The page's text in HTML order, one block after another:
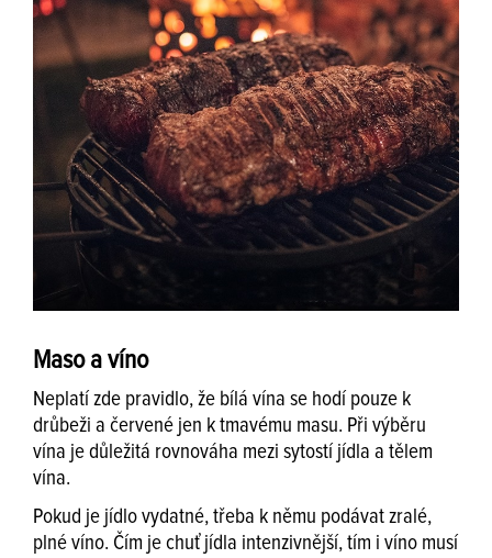
Maso a víno
Neplatí zde pravidlo, že bílá vína se hodí pouze k
drůbeži a červené jen k tmavému masu. Při výběru
vína je důležitá rovnováha mezi sytostí jídla a tělem
vína.
Pokud je jídlo vydatné, třeba k němu podávat zralé,
plné víno. Čím je chuť jídla intenzivnější, tím i víno musí